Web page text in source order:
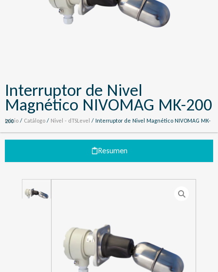
Interruptor de Nivel
Magnético NIVOMAG MK-200
Inicio / Catálogo / Nivel - dTSLevel
/ Interruptor de Nivel Magnético NIVOMAG MK-200
Resumen